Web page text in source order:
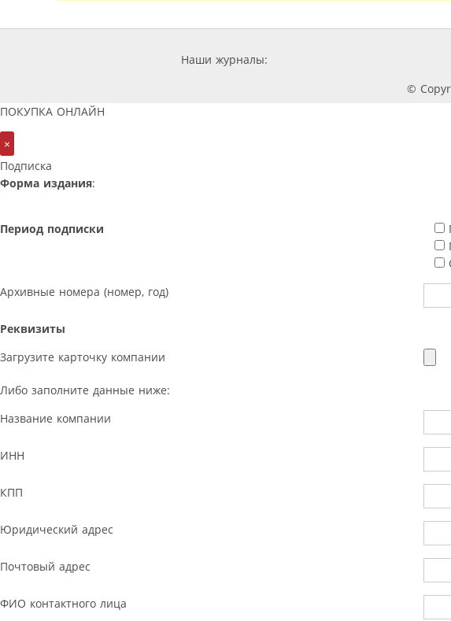
Наши журналы:
©
ПОКУПКА ОНЛАЙН
×
Подписка
Форма издания:
Период подписки
Архивные номера (номер, год)
Реквизиты
Загрузите карточку компании
Либо заполните данные ниже:
Название компании
ИНН
КПП
Юридический адрес
Почтовый адрес
ФИО контактного лица